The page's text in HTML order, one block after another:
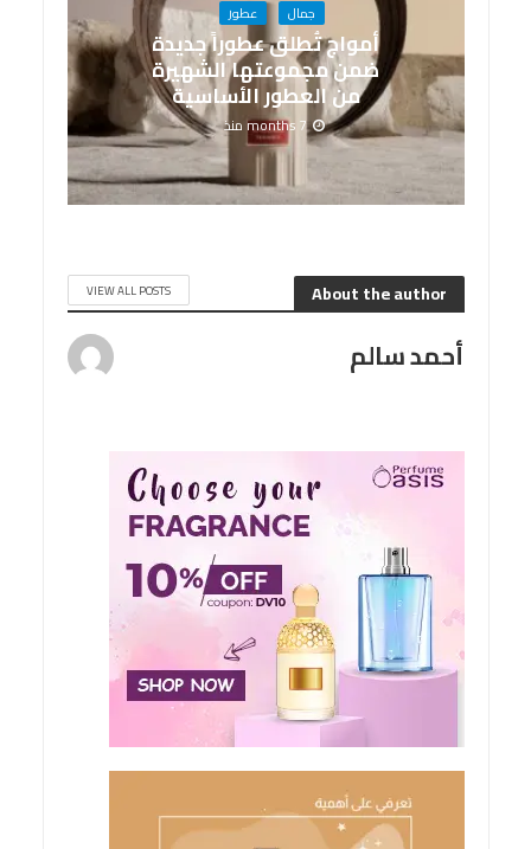
جمال عطور
أمواج تُطلق عطوراً جديدة
ضمن مجموعتها الشهيرة
من العطور الأساسية
7 months منذ
About the author
VIEW ALL POSTS
أحمد سالم